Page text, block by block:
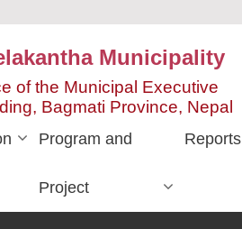
Municipality
of the Municipal Executive
Bagmati Province, Nepal
Program and
Project
Reports